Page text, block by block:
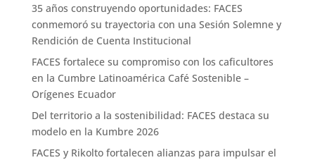
35 años construyendo oportunidades: FACES
conmemoró su trayectoria con una Sesión Solemne y
Rendición de Cuenta Institucional
FACES fortalece su compromiso con los caficultores
en la Cumbre Latinoamérica Café Sostenible –
Orígenes Ecuador
Del territorio a la sostenibilidad: FACES destaca su
modelo en la Kumbre 2026
FACES y Rikolto fortalecen alianzas para impulsar el